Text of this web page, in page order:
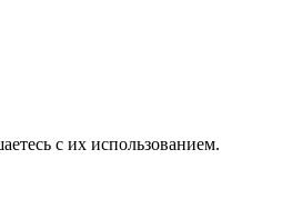
с их использованием.